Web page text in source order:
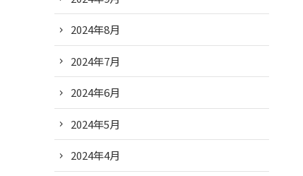
2024年8月
2024年7月
2024年6月
2024年5月
2024年4月